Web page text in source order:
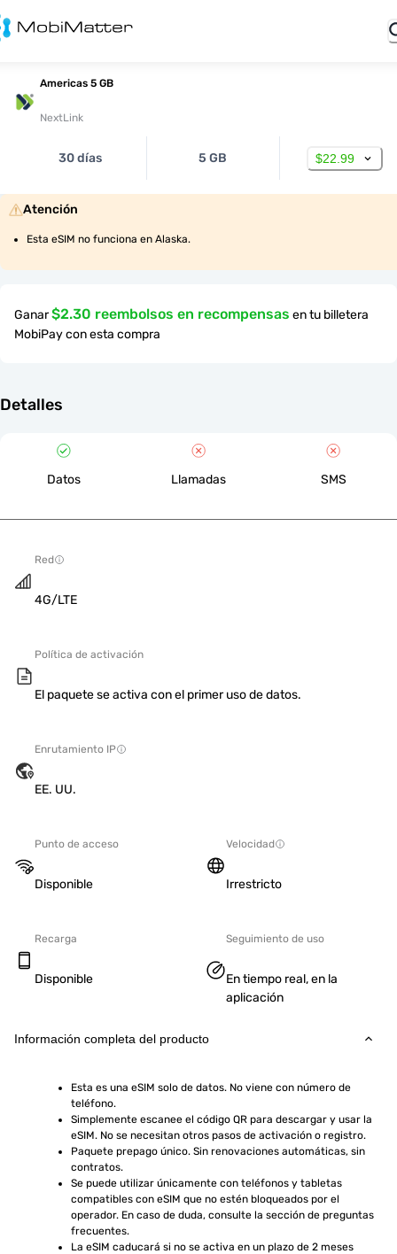
Americas 5 GB
NextLink
30 días 5 GB $22.99
Atención
Esta eSIM no funciona en Alaska.
Ganar$2.30 reembolsos en recompensas en tu billetera
MobiPay con esta compra
Detalles
Datos Llamadas SMS
Red
4G/LTE
Política de activación
El paquete se activa con el primer uso de datos.
Enrutamiento IP
EE. UU.
Punto de acceso
Disponible
Velocidad
Irrestricto
Recarga
Disponible
Seguimiento de uso
En tiempo real, en la
aplicación
Información completa del producto
Esta es una eSIM solo de datos. No viene con número de
teléfono.
Simplemente escanee el código QR para descargar y usar la
eSIM. No se necesitan otros pasos de activación o registro.
Paquete prepago único. Sin renovaciones automáticas, sin
contratos.
Se puede utilizar únicamente con teléfonos y tabletas
compatibles con eSIM que no estén bloqueados por el
operador. En caso de duda, consulte la sección de preguntas
frecuentes.
La eSIM caducará si no se activa en un plazo de 2 meses